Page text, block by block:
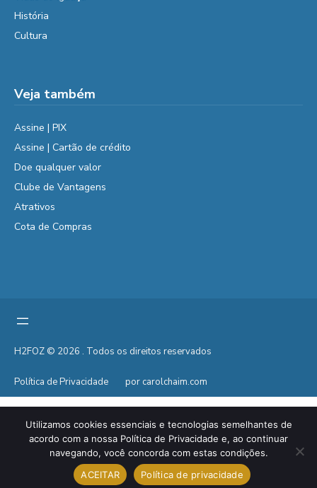
História
Cultura
Veja também
Assine | PIX
Assine | Cartão de crédito
Doe qualquer valor
Clube de Vantagens
Atrativos
Cota de Compras
H2FOZ © 2026 . Todos os direitos reservados
Política de Privacidade por carolchaim.com
Utilizamos cookies essenciais e tecnologias semelhantes de
acordo com a nossa Política de Privacidade e, ao continuar
navegando, você concorda com estas condições.
ACEITAR
Política de privacidade